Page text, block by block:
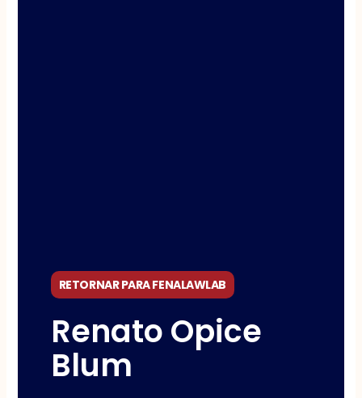
RETORNAR PARA FENALAWLAB
Renato Opice
Blum